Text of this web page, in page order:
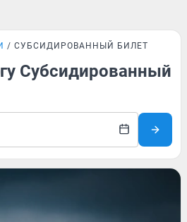
СУБСИДИРОВАННЫЙ БИЛЕТ
Субсидированный